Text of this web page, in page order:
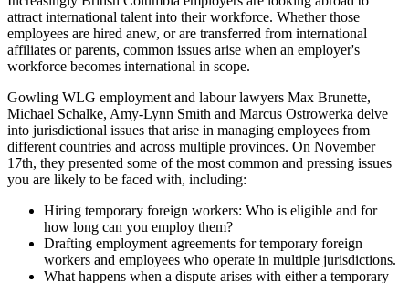
attract international talent into their workforce. Whether those
employees are hired anew, or are transferred from international
affiliates or parents, common issues arise when an employer's
workforce becomes international in scope.
Gowling WLG employment and labour lawyers Max Brunette,
Michael Schalke, Amy-Lynn Smith and Marcus Ostrowerka delve
into jurisdictional issues that arise in managing employees from
different countries and across multiple provinces. On November
17th, they presented some of the most common and pressing issues
you are likely to be faced with, including:
Hiring temporary foreign workers: Who is eligible and for
how long can you employ them?
Drafting employment agreements for temporary foreign
workers and employees who operate in multiple jurisdictions.
What happens when a dispute arises with either a temporary